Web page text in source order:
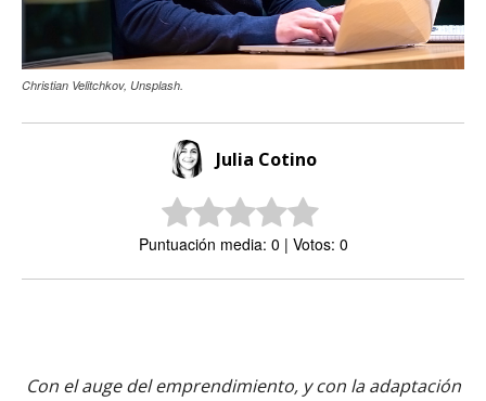
Christian Velitchkov, Unsplash.
Julia Cotino
Puntuación media: 0 | Votos: 0
Con el auge del emprendimiento, y con la adaptación